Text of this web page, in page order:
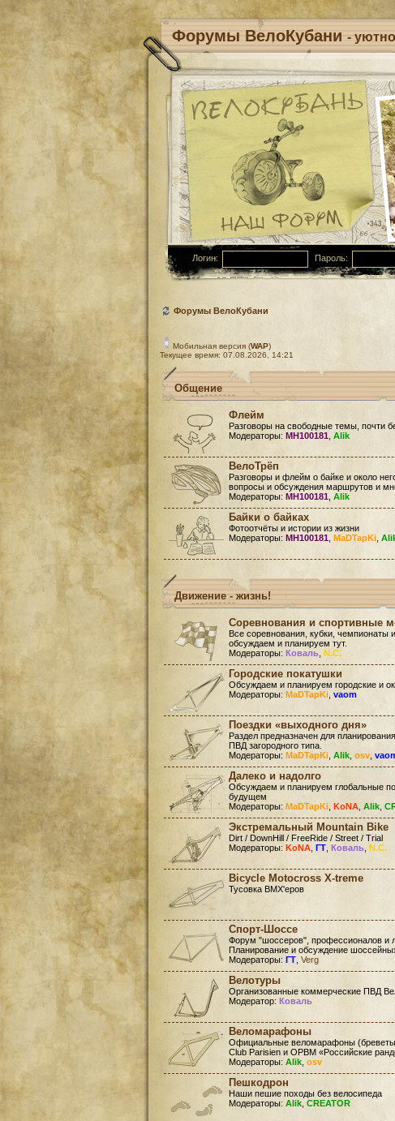
Форумы ВелоКубани -
Логин: Пароль:
Форумы ВелоКубани
Мобильная версия (WAP)
Текущее время: 07.08.2026, 14:21
Общение
Флейм
Разговоры на свободные темы, почти
Модераторы: MH100181 Alik
ВелоТрёп
Разговоры и флейм о байке и около
вопросы и обсуждения маршрутов и
Модераторы: MH100181 Alik
Байки о байках
Фотоотчёты и истории из жизни
Модераторы: MH100181 MaDTapKi
Движение - жизнь!
Соревнования и спортивные
Все соревнования, кубки, чемпионаты
обсуждаем и планируем тут.
Модераторы: Коваль N.C.
Городские покатушки
Обсуждаем и планируем городские и
Модераторы: MaDTapKi vaom
Поездки «выходного дня»
Раздел предназначен для
ПВД загородного типа.
Модераторы: MaDTapKi Alik osv
Далеко и надолго
Обсуждаем и планируем глобальные
будущем
Модераторы: MaDTapKi KoNA Alik
Экстремальный Mountain Bike
Dirt / DownHill / FreeRide / Street / Trial
Модераторы: KoNA ГТ Коваль N.C.
Bicycle Motocross X-treme
Тусовка BMX'еров
Спорт-Шоссе
Форум "шоссеров", профессионалов и
Планирование и обсуждение
Модераторы: ГТ Verg
Велотуры
Организованные коммерческие ПВД
Модератор: Коваль
Веломарафоны
Официальные веломарафоны
Club Parisien и ОРВМ «Российские
Модераторы: Alik osv
Пешкодрон
Наши пешие походы без велосипеда
Модераторы: Alik CREATOR